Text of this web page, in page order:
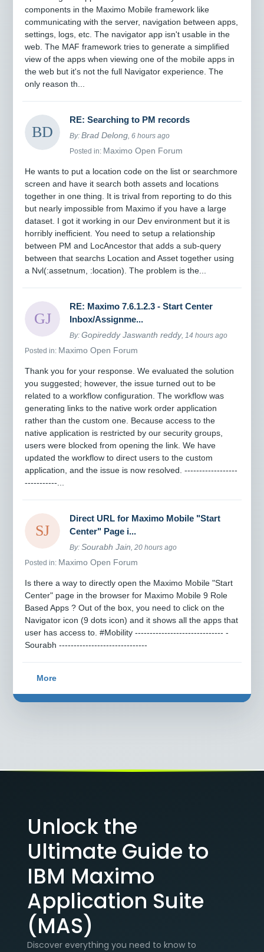
components in the Maximo Mobile framework like
communicating with the server, navigation between apps,
settings, logs, etc. The navigator app isn't usable in the
web. The MAF framework tries to generate a simplified
view of the apps when viewing one of the mobile apps in
the web but it's not the full Navigator experience. The
only reason th...
RE: Searching to PM records
By:Brad Delong, 6 hours ago
Posted in: Maximo Open Forum
He wants to put a location code on the list or searchmore
screen and have it search both assets and locations
together in one thing. It is trival from reporting to do this
but nearly impossible from Maximo if you have a large
dataset. I got it working in our Dev environment but it is
horribly inefficient. You need to setup a relationship
between PM and LocAncestor that adds a sub-query
between that searchs Location and Asset together using
a Nvl(:assetnum, :location). The problem is the...
RE: Maximo 7.6.1.2.3 - Start Center
Inbox/Assignme...
By:Gopireddy Jaswanth reddy, 14 hours ago
Posted in: Maximo Open Forum
Thank you for your response. We evaluated the solution
you suggested; however, the issue turned out to be
related to a workflow configuration. The workflow was
generating links to the native work order application
rather than the custom one. Because access to the
native application is restricted by our security groups,
users were blocked from opening the link. We have
updated the workflow to direct users to the custom
application, and the issue is now resolved. ------------------
-----------...
Direct URL for Maximo Mobile "Start
Center" Page i...
By:Sourabh Jain, 20 hours ago
Posted in: Maximo Open Forum
Is there a way to directly open the Maximo Mobile "Start
Center" page in the browser for Maximo Mobile 9 Role
Based Apps ? Out of the box, you need to click on the
Navigator icon (9 dots icon) and it shows all the apps that
user has access to. #Mobility ------------------------------ -
Sourabh ------------------------------
More
Unlock the
Ultimate Guide to
IBM Maximo
Application Suite
(MAS)
Discover everything you need to know to